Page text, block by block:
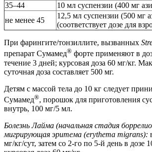
35–44
10 мл суспензии (400 мг
не менее 45
12,5 мл суспензии (500 мг
(соответствует дозе для
При фарингите/тонзиллите, вызванных
препарат Сумамед® форте применяют в
течение 3 дней; курсовая доза 60 мг/кг.
суточная доза составляет 500 мг.
Детям с массой тела до 10 кг следует
Сумамед®, порошок для приготовления
внутрь, 100 мг/5 мл.
Болезнь Лайма (начальная стадия
мигрирующая эритема (erythema migrans):
мг/кг/сут, затем со 2-го по 5-й день в дозе